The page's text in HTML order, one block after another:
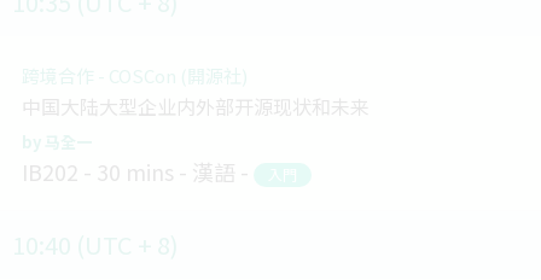
跨境合作 - COSCon (開源社)
中国大陆大型企业内外部开源现状和未来
马全一
IB202 30 mins 漢語 入門